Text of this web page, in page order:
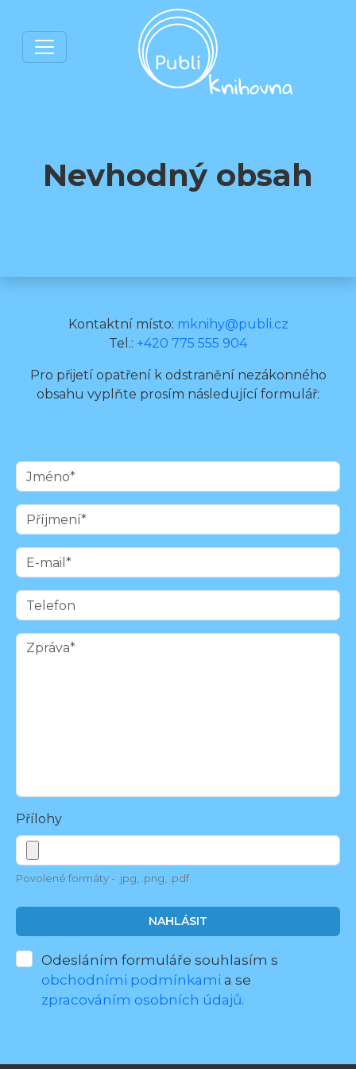
Nevhodný obsah
Kontaktní místo: mknihy@publi.cz
Tel.: +420 775 555 904
Pro přijetí opatření k odstranění nezákonného
obsahu vyplňte prosím následující formulář:
Přílohy
Povolené formáty - .jpg, .png, .pdf
NAHLÁSIT
Odesláním formuláře souhlasím s
obchodními podmínkami a se
zpracováním osobních údajů.